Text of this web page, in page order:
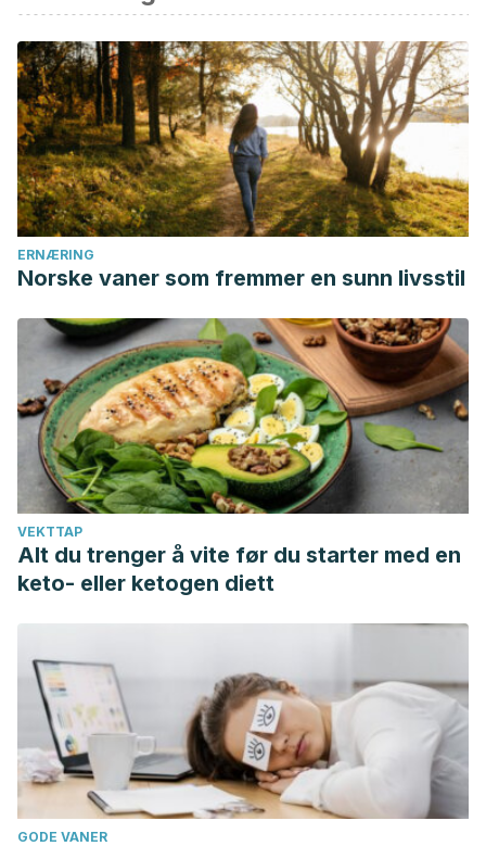
Lara, J. (2008). Reducir, Reutilizar, Reciclar. Dpto.
Universitario Para El Desarrollo Sustentable, Instituto de
Ciencias.
Real Academia Española. (2014). Reciclar.
https://doi.org/Article
Larraín, S. (2002). Ética, Vida, Sustentabilidad. In Ética,
Vida, Sustentabilidad.
ERNÆRING
Norske vaner som fremmer en sunn livsstil
VEKTTAP
Alt du trenger å vite før du starter med en
keto- eller ketogen diett
GODE VANER